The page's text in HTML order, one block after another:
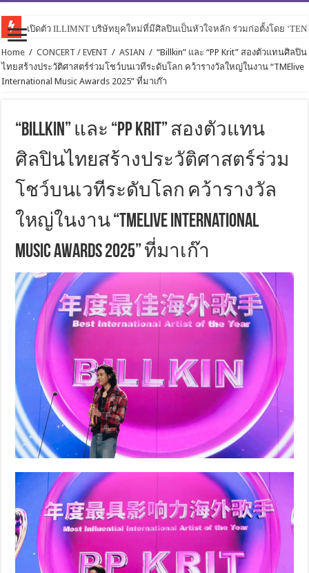
เปิดตัว ILLIMNT บริษัทยุคใหม่ที่มีศิลปินเป็นหัวใจหลัก ร่วมก่อตั้งโดย
Home / CONCERT / EVENT / ASIAN / “Billkin” และ “PP Krit” สองตัวแทนศิลปิน
ไทยสร้างประวัติศาสตร์ร่วมโชว์บนเวทีระดับโลก คว้ารางวัลใหญ่ในงาน “TMElive
International Music Awards 2025” ที่มาเก๊า
“Billkin” และ “PP Krit” สองตัวแทน
ศิลปินไทยสร้างประวัติศาสตร์ร่วม
โชว์บนเวทีระดับโลก คว้ารางวัล
ใหญ่ในงาน “TMElive International
Music Awards 2025” ที่มาเก๊า